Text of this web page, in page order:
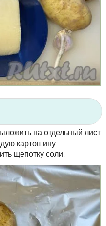
на отдельный лист
картошину
щепотку соли.